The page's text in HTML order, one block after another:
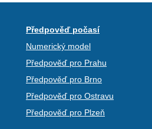
Předpověď počasí
Numerický model
Předpověď pro Prahu
Předpověď pro Brno
Předpověď pro Ostravu
Předpověď pro Plzeň